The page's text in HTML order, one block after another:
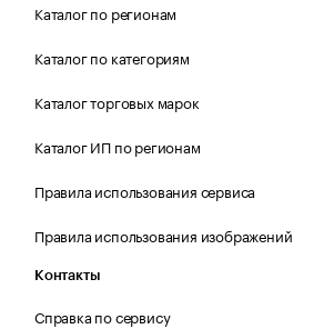
Каталог по регионам
Каталог по категориям
Каталог торговых марок
Каталог ИП по регионам
Правила использования сервиса
Правила использования изображений
Контакты
Справка по сервису